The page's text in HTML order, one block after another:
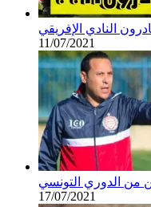
النادي الإفريقي
11/07/2021
17/07/2021